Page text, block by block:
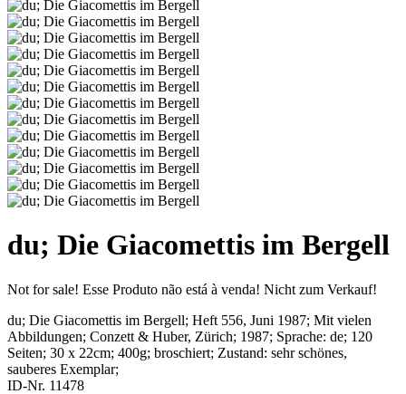
du; Die Giacomettis im Bergell
Not for sale! Esse Produto não está à venda! Nicht zum Verkauf!
du; Die Giacomettis im Bergell; Heft 556, Juni 1987; Mit vielen
Abbildungen; Conzett & Huber, Zürich; 1987; Sprache: de; 120
Seiten; 30 x 22cm; 400g; broschiert; Zustand: sehr schönes,
sauberes Exemplar;
ID-Nr. 11478